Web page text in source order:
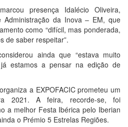
presença Idalécio Oliveira,
Administração da Inova – EM, que
como “difícil, mas ponderada,
de saber respeitar”.
ainda que “estava muito
estamos a pensar na edição de
a EXPOFACIC prometeu um
2021. A feira, recorde-se, foi
a melhor Festa Ibérica pelo Iberian
o Prémio 5 Estrelas Regiões.